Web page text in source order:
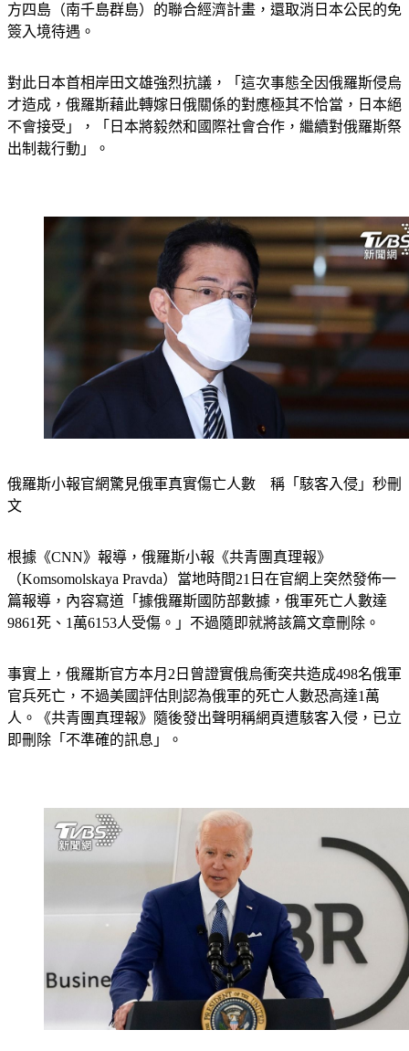
方四島（南千島群島）的聯合經濟計畫，還取消日本公民的免
簽入境待遇。
對此日本首相岸田文雄強烈抗議，「這次事態全因俄羅斯侵烏
才造成，俄羅斯藉此轉嫁日俄關係的對應極其不恰當，日本絕
不會接受」，「日本將毅然和國際社會合作，繼續對俄羅斯祭
出制裁行動」。
俄羅斯小報官網驚見俄軍真實傷亡人數　稱「駭客入侵」秒刪
文
根據《CNN》報導，俄羅斯小報《共青團真理報》
（Komsomolskaya Pravda）當地時間21日在官網上突然發佈一
篇報導，內容寫道「據俄羅斯國防部數據，俄軍死亡人數達
9861死、1萬6153人受傷。」不過隨即就將該篇文章刪除。
事實上，俄羅斯官方本月2日曾證實俄烏衝突共造成498名俄軍
官兵死亡，不過美國評估則認為俄軍的死亡人數恐高達1萬
人。《共青團真理報》隨後發出聲明稱網頁遭駭客入侵，已立
即刪除「不準確的訊息」。